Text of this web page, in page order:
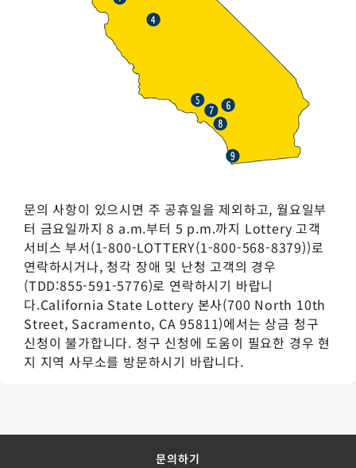
문의 사항이 있으시면 주 공휴일을 제외하고, 월요일부
터 금요일까지 8 a.m.부터 5 p.m.까지 Lottery 고객
서비스 부서(1-800-LOTTERY(1-800-568-8379))로
연락하시거나, 청각 장애 및 난청 고객의 경우
(TDD:855-591-5776)로 연락하시기 바랍니
다.California State Lottery 본사(700 North 10th
Street, Sacramento, CA 95811)에서는 상금 청구
신청이 불가합니다. 청구 신청에 도움이 필요한 경우 현
지 지역 사무소를 방문하시기 바랍니다.
문의하기